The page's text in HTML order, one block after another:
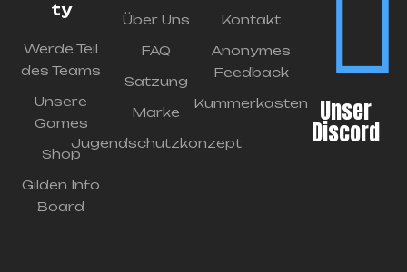
ty
Werde Teil
des Teams
Unsere
Games
Shop
Gilden Info
Board
Über Uns
FAQ
Satzung
Marke
Jugendschutzkonzept
Kontakt
Anonymes
Feedback
Kummerkasten
Unser
Discord